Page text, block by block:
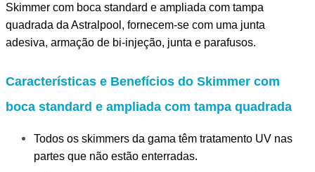
Skimmer com boca standard e ampliada com tampa
quadrada da Astralpool, fornecem-se com uma junta
adesiva, armação de bi-injeção, junta e parafusos.
Características e Benefícios do Skimmer com
boca standard e ampliada com tampa quadrada
Todos os skimmers da gama têm tratamento UV nas
partes que não estão enterradas.